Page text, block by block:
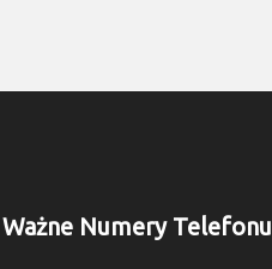
Ważne Numery Telefonu